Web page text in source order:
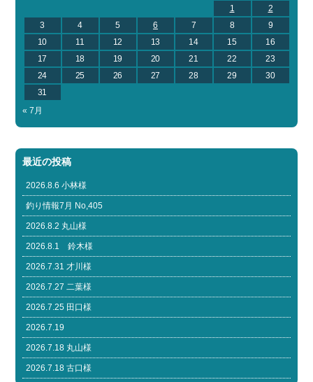
1
2
3
4 5 6 7 8
9
10
11 12 13 14 15
16
17
18 19 20 21 22
23
24
25 26 27 28 29
30
31
« 7月
最近の投稿
2026.8.6 小林様
釣り情報7月 No,405
2026.8.2 丸山様
2026.8.1 鈴木様
2026.7.31 才川様
2026.7.27 二葉様
2026.7.25 田口様
2026.7.19
2026.7.18 丸山様
2026.7.18 古口様